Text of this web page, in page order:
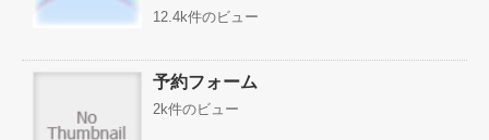
12.4k件のビュー
予約フォーム
2k件のビュー